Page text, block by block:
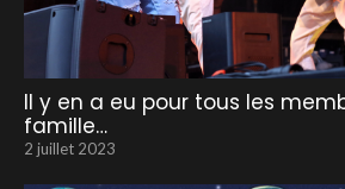
Il y en a eu pour tous les
famille…
2 juillet 2023